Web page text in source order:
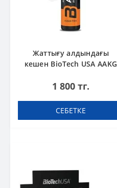
Жаттығу алдындағы
кешен BioTech USA AAKG
1 800 тг.
СЕБЕТКЕ